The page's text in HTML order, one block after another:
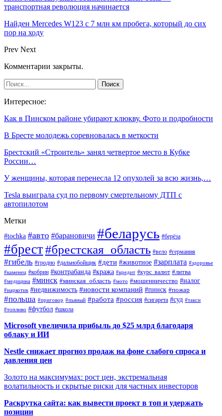
транспортная революция начинается
Найден Mercedes W123 с 7 млн км пробега, который до сих
пор на ходу
Prev Next
Комментарии закрыты.
Интересное:
Как в Пинском районе убирают клюкву. Фото и подробности
В Бресте молодежь соревновалась в меткости
Брестский «Строитель» занял четвертое место в Кубке
России…
У женщины, которая перенесла 12 опухолей за всю жизнь,…
Tesla выиграла суд по первому смертельному ДТП с
автопилотом
Метки
#tochka #авто #барановичи #беларусь #берёза
#брест#брестская_область #вело #германия
#гибель #гродно #дальнобойщик #дети #животное #зарплата #здоровье
#каменец #кобрин #контрабанда #кража #кредит #курс_валют #литва
#медицина #минск #минская_область #мото #мошенничество #налог
#наркотик #недвижимость #новости компаний #пинск #пожар
#польша #приговор #пьяный #работа #россия #сигарета #суд #такси
#топливо #футбол #школа
Microsoft увеличила прибыль до $25 млрд благодаря
облаку и ИИ
Nestle снижает прогноз продаж на фоне слабого спроса и
давления цен
Золото на максимумах: рост цен, экстремальная
волатильность и скрытые риски для частных инвесторов
Раскрутка сайта: как вывести проект в топ и удержать
позиции